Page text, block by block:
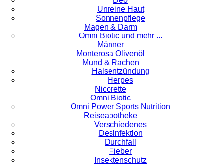
Unreine Haut
Sonnenpflege
Magen & Darm
Omni Biotic und mehr ...
Männer
Monterosa Olivenöl
Mund & Rachen
Halsentzündung
Herpes
Nicorette
Omni Biotic
Omni Power Sports Nutrition
Reiseapotheke
Verschiedenes
Desinfektion
Durchfall
Fieber
Insektenschutz